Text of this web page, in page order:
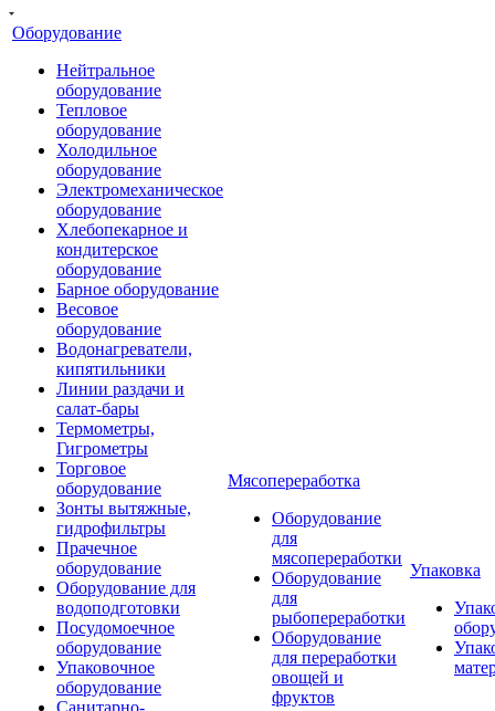
Оборудование
Нейтральное
оборудование
Тепловое
оборудование
Холодильное
оборудование
Электромеханическое
оборудование
Хлебопекарное и
кондитерское
оборудование
Барное оборудование
Весовое
оборудование
Водонагреватели,
кипятильники
Линии раздачи и
салат-бары
Термометры,
Гигрометры
Торговое
оборудование
Зонты вытяжные,
гидрофильтры
Прачечное
оборудование
Оборудование для
водоподготовки
Посудомоечное
оборудование
Упаковочное
оборудование
Санитарно-
Мясопереработка
Оборудование
для
мясопереработки
Оборудование
для
рыбопереработки
Оборудование
для переработки
овощей и
фруктов
Упаковка